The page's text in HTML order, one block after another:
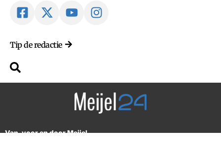
Tip de redactie
Van, voor en door Meijel